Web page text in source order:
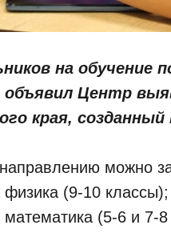
на обучение
Центр
края,
можно
(9-10
(5-6 и 7-8